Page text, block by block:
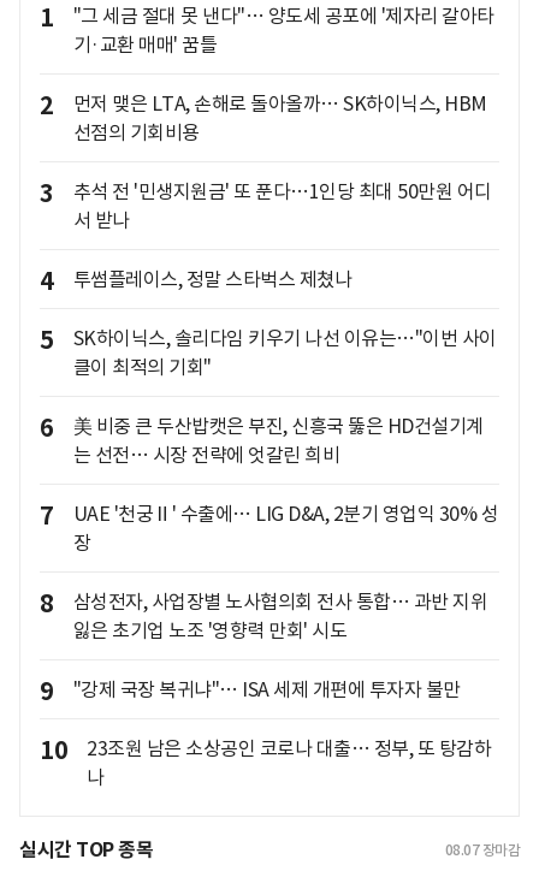
1
"그 세금 절대 못 낸다"… 양도세 공포에 '제자리 갈아타
기·교환 매매' 꿈틀
2
먼저 맺은 LTA, 손해로 돌아올까… SK하이닉스, HBM
선점의 기회비용
3
추석 전 '민생지원금' 또 푼다…1인당 최대 50만원 어디
서 받나
4 투썸플레이스, 정말 스타벅스 제쳤나
5
SK하이닉스, 솔리다임 키우기 나선 이유는…"이번 사이
클이 최적의 기회"
6
美 비중 큰 두산밥캣은 부진, 신흥국 뚫은 HD건설기계
는 선전… 시장 전략에 엇갈린 희비
7
UAE '천궁Ⅱ' 수출에… LIG D&A, 2분기 영업익 30% 성
장
8
삼성전자, 사업장별 노사협의회 전사 통합… 과반 지위
잃은 초기업 노조 '영향력 만회' 시도
9 "강제 국장 복귀냐"… ISA 세제 개편에 투자자 불만
10
23조원 남은 소상공인 코로나 대출… 정부, 또 탕감하
나
실시간 TOP 종목 08.07 장마감